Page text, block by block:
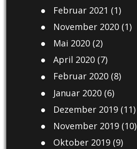
Februar 2021 (1)
November 2020(1)
Mai 2020(2)
April 2020(7)
Februar 2020(8)
Januar 2020(6)
Dezember 2019(11)
November 2019(10)
Oktober 2019(9)